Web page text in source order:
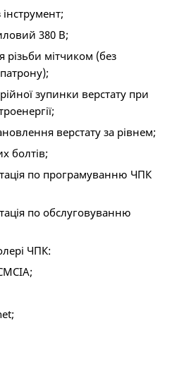
380 B;
різьби мітчиком (без
зупинки верстату при
верстату за рівнем;
болтів;
по програмуванню ЧПК
по обслуговуванню
ЧПК: